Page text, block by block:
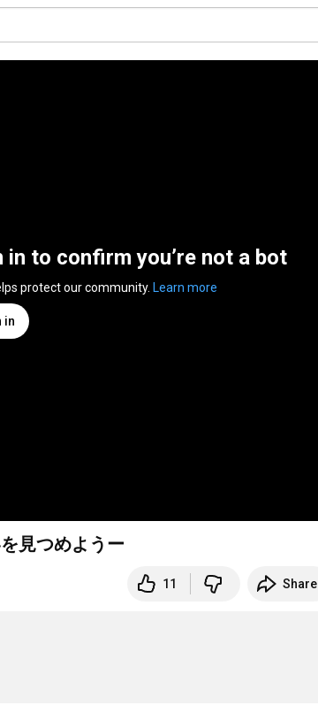
in to confirm you’re not a bot
protect our community. Learn more
in
見つめようー
11 Share